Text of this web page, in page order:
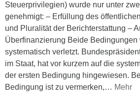
Steuerprivilegien) wurde nur unter
genehmigt: – Erfüllung des
und Pluralität der Berichterstattung –
Überfinanzierung Beide Bedingungen
systematisch verletzt.
im Staat, hat vor kurzem auf die
der ersten Bedingung hingewiesen.
Bedingung ist zu vermerken,… Mehr